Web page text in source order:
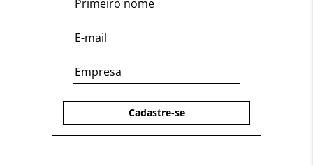
Cadastre-se